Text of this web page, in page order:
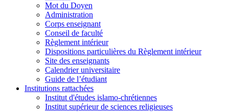
Mot du Doyen
Administration
Corps enseignant
Conseil de faculté
Règlement intérieur
Dispositions particulières du Règlement intérieur
Site des enseignants
Calendrier universitaire
Guide de l’étudiant
Institutions rattachées
Institut d'études islamo-chrétiennes
Institut supérieur de sciences religieuses